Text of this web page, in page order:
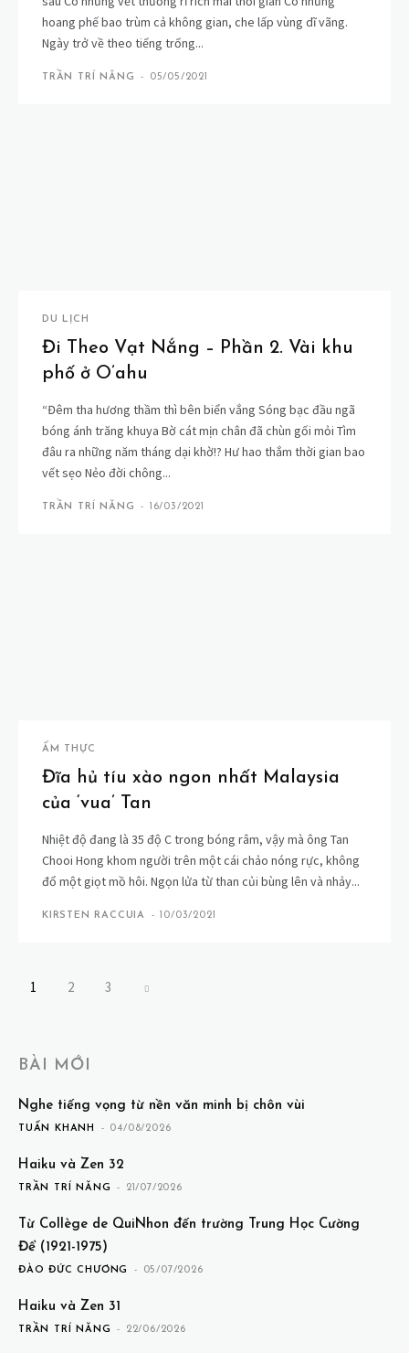
hoang phế bao trùm cả không gian, che lấp vùng dĩ vãng.
Ngày trở về theo tiếng trống...
TRẦN TRÍ NĂNG - 05/05/2021
DU LỊCH
Đi Theo Vạt Nắng – Phần 2. Vài khu
phố ở O’ahu
“Đêm tha hương thầm thì bên biển vắng Sóng bạc đầu ngã
bóng ánh trăng khuya Bờ cát mịn chân đã chùn gối mỏi Tìm
đâu ra những năm tháng dại khờ!? Hư hao thắm thời gian bao
vết sẹo Nẻo đời chông...
TRẦN TRÍ NĂNG - 16/03/2021
ẨM THỰC
Đĩa hủ tíu xào ngon nhất Malaysia
của ‘vua’ Tan
Nhiệt độ đang là 35 độ C trong bóng râm, vậy mà ông Tan
Chooi Hong khom người trên một cái chảo nóng rực, không
đổ một giọt mồ hôi. Ngọn lửa từ than củi bùng lên và nhảy...
KIRSTEN RACCUIA - 10/03/2021
1 2 3
BÀI MỚI
Nghe tiếng vọng từ nền văn minh bị chôn vùi
TUẤN KHANH - 04/08/2026
Haiku và Zen 32
TRẦN TRÍ NĂNG - 21/07/2026
Từ Collège de QuiNhon đến trường Trung Học Cường
Để (1921-1975)
ĐÀO ĐỨC CHƯƠNG - 05/07/2026
Haiku và Zen 31
TRẦN TRÍ NĂNG - 22/06/2026